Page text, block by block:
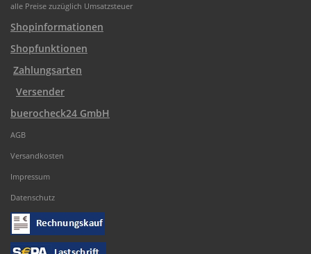
alle Preise zuzüglich Umsatzsteuer
Shopinformationen
Shopfunktionen
Zahlungsarten
Versender
buerocheck24 GmbH
AGB
Versandkosten
Impressum
Datenschutz